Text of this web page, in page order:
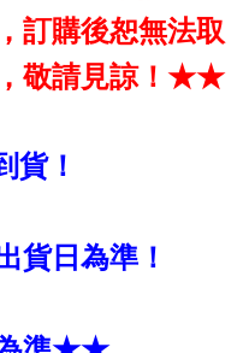
訂購後恕無法取
敬請見諒！★★
貨！
貨日為準！